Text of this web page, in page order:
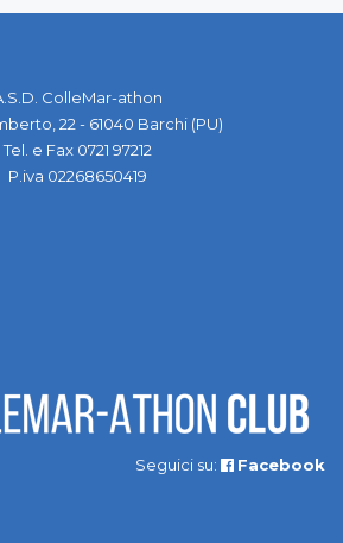
ColleMar-athon
22 - 61040 Barchi (PU)
Tel. e Fax 0721 97212
P.iva 02268650419
Seguici su: Facebook